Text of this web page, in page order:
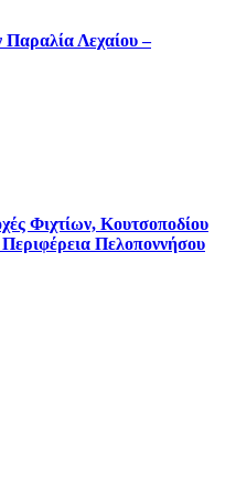
Λεχαίου –
Φιχτίων, Κουτσοποδίου
Πελοποννήσου